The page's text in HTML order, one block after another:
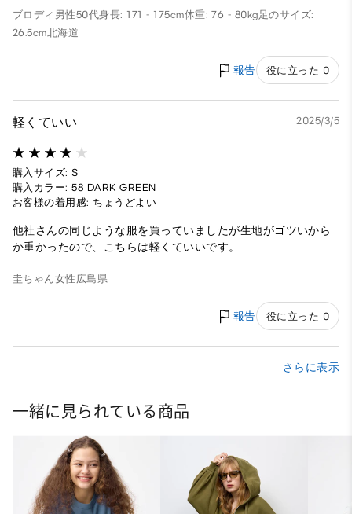
ブロディ 男性50代身長: 171 - 175cm体重: 76 - 80kg足のサイズ:
26.5cm北海道
報告 役に立った 0
軽くていい 2025/3/5
購入サイズ: S
購入カラー: 58 DARK GREEN
お客様の着用感: ちょうどよい
他社さんの同じような服を買っていましたが生地がゴツいから
か重かったので、こちらは軽くていいです。
圭ちゃん女性 広島県
報告 役に立った 0
さらに表示
一緒に見られている商品